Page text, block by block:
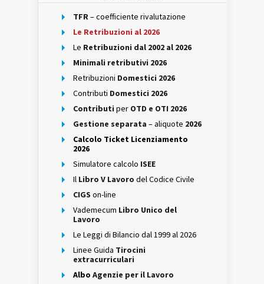
TFR– coefficiente rivalutazione
Le Retribuzioni al 2026
Le Retribuzioni dal 2002 al 2026
Minimali retributivi 2026
Retribuzioni Domestici 2026
Contributi Domestici 2026
Contributi per OTD e OTI 2026
Gestione separata – aliquote 2026
Calcolo Ticket Licenziamento
2026
Simulatore calcolo ISEE
Il Libro V Lavoro del Codice Civile
CIGS on-line
Vademecum Libro Unico del
Lavoro
Le Leggi di Bilancio dal 1999 al 2026
Linee Guida Tirocini
extracurriculari
Albo Agenzie per il Lavoro